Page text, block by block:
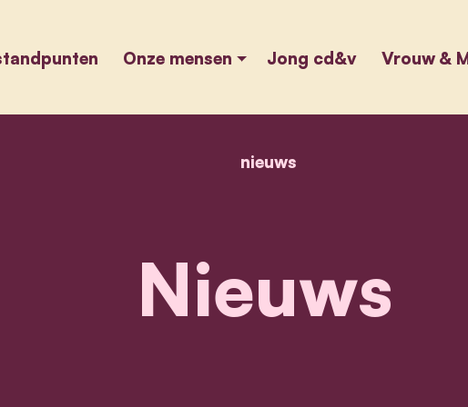
Onze mensen Jong cd&v Vrouw &
home
nieuwsnieuws
Nieuws